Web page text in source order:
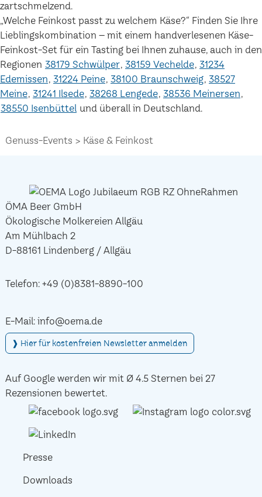
zartschmelzend.
„Welche Feinkost passt zu welchem Käse?“ Finden Sie Ihre
Lieblingskombination – mit einem handverlesenen Käse-
Feinkost-Set für ein Tasting bei Ihnen zuhause, auch in den
Regionen 38179 Schwülper 38159 Vechelde 31234
Edemissen 31224 Peine 38100 Braunschweig 38527
Meine 31241 Ilsede 38268 Lengede 38536 Meinersen
38550 Isenbüttel und überall in Deutschland.
Genuss-Events Käse & Feinkost
ÖMA Beer GmbH
Ökologische Molkereien Allgäu
Am Mühlbach 2
D-88161 Lindenberg / Allgäu
Telefon: +49 (0)8381-8890-100
E-Mail: info@oema.de
❱ Hier für kostenfreien Newsletter anmelden
Auf Google werden wir mit Ø 4.5 Sternen bei 27
Rezensionen bewertet.
Presse
Downloads